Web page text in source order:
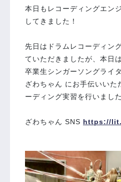
本日もレコーディングエン
してきました！
先日はドラムレコーディン
ていただきましたが、本日は
卒業生シンガーソングライ
ざわちゃん にお手伝いいた
ーディング実習を行いました
ざわちゃん SNS https://